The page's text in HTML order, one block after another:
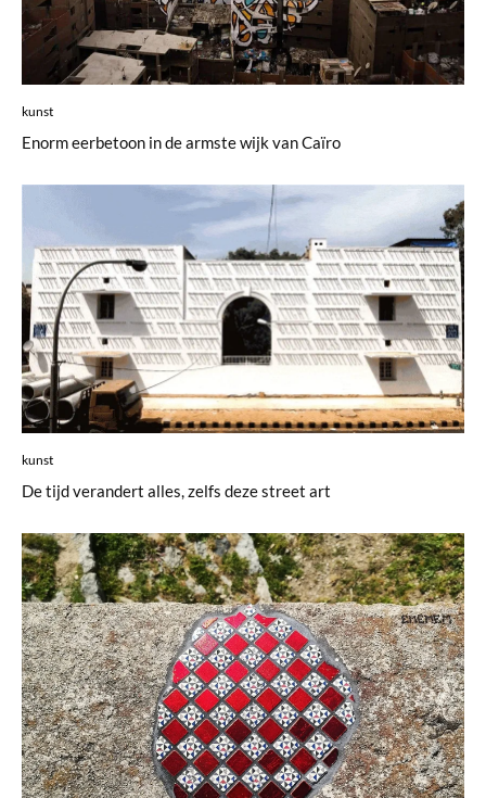
kunst
Enorm eerbetoon in de armste wijk van Caïro
kunst
De tijd verandert alles, zelfs deze street art